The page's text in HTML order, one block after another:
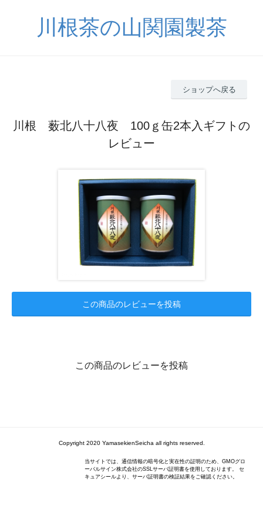
川根茶の山関園製茶
ショップへ戻る
川根 薮北八十八夜 100ｇ缶2本入ギフトの
レビュー
この商品のレビューを投稿
この商品のレビューを投稿
Copyright 2020 YamasekienSeicha all rights reserved.
当サイトでは、通信情報の暗号化と実在性の証明のため、GMOグロ
ーバルサイン株式会社のSSLサーバ証明書を使用しております。 セ
キュアシールより、サーバ証明書の検証結果をご確認ください。